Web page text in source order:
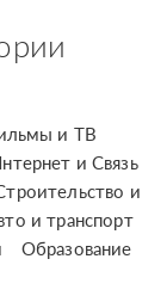
и ТВ
и Связь
и
и транспорт
Образование